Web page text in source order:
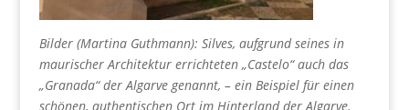
Bilder (Martina Guthmann): Silves, aufgrund seines in
maurischer Architektur errichteten „Castelo“ auch das
„Granada“ der Algarve genannt, – ein Beispiel für einen
schönen, authentischen Ort im Hinterland der Algarve.